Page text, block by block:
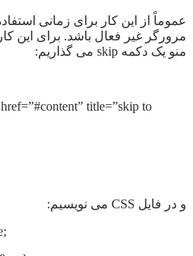
مرورگر غیر فعال باشد. برای این
منو یک دکمه skip می گذاریم:
title=”skip to
و در فایل CSS می نویسیم: